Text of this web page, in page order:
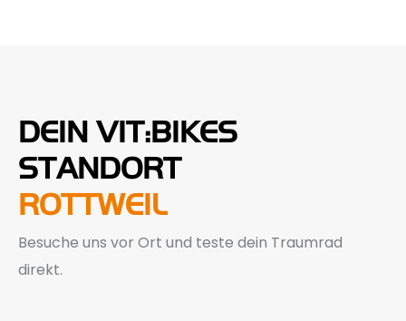
DEIN VIT:BIKES
STANDORT
ROTTWEIL
Besuche uns vor Ort und teste dein Traumrad
direkt.